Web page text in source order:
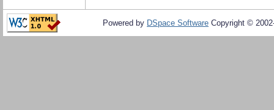
Powered by DSpace Software Copyright ©